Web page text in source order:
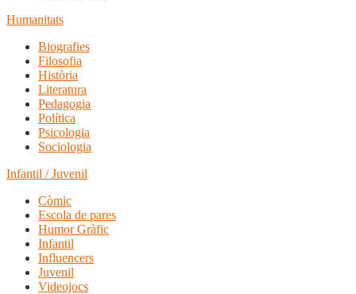
Humanitats
Biografies
Filosofia
Història
Literatura
Pedagogia
Política
Psicologia
Sociologia
Infantil / Juvenil
Còmic
Escola de pares
Humor Gràfic
Infantil
Influencers
Juvenil
Videojocs